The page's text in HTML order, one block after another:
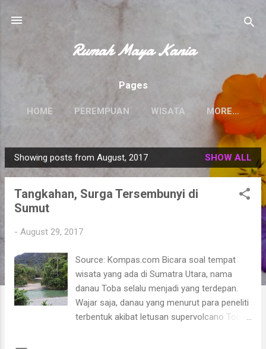
Rumah Maya Kania
Pages
HOME PEREMPUAN WISATA MORE…
P
o
Showing posts from August, 2017 SHOW ALL
Tangkahan, Surga Tersembunyi di
Sumut
- August 29, 2017
Source: Kompas.com Bicara soal tempat
wisata yang ada di Sumatra Utara, nama
danau Toba selalu menjadi yang terdepan.
Wajar saja, danau yang menurut para peneliti
terbentuk akibat letusan supervolcano Toba